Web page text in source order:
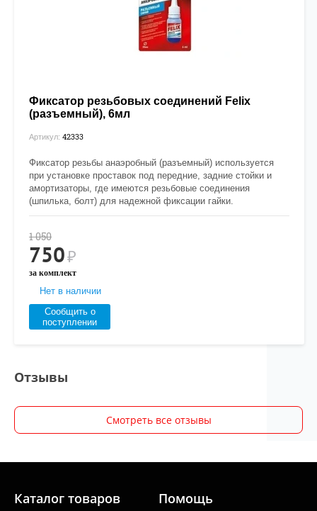
Фиксатор резьбовых соединений Felix
(разъемный), 6мл
Артикул: 42333
Фиксатор резьбы анаэробный (разъемный) используется
при установке проставок под передние, задние стойки и
амортизаторы, где имеются резьбовые соединения
(шпилька, болт) для надежной фиксации гайки.
1 050
750₽
за комплект
Нет в наличии
Сообщить о
поступлении
Отзывы
Смотреть все отзывы
Каталог товаров Помощь